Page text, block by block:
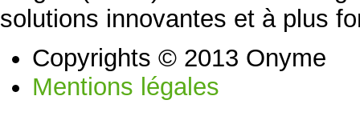
solutions innovantes et à plus
Copyrights © 2013 Onyme
Mentions légales